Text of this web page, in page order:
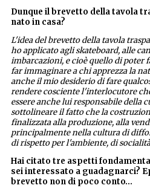
Dunque il brevetto della tavola
nato in casa?
L'idea del brevetto della tavola
ho applicato agli skateboard, alle
imbarcazioni, e cioè quello di poter
far immaginare a chi apprezza la
anche il mio desiderio di fare
rendere cosciente l'interlocutore
essere anche lui responsabile della
sottolineare il fatto che la
finalizzata alla produzione, alla
principalmente nella cultura di
di rispetto per l'ambiente, di
Hai citato tre aspetti
sei interessato a guadagnarci?
brevetto non di poco conto…